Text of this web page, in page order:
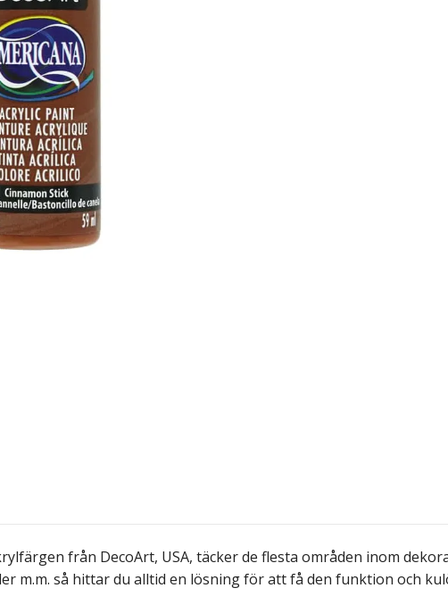
från DecoArt, USA, täcker de flesta områden inom
m.m. så hittar du alltid en lösning för att få den funktion och